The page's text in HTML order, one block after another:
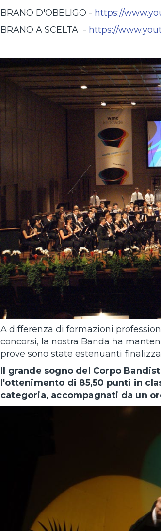
BRANO D'OBBLIGO - https://
BRANO A SCELTA - https://
A differenza di formazioni
concorsi, la nostra Banda ha
prove sono state estenuanti
Il grande sogno del Corpo
l'ottenimento di 85,50 punti in
categoria, accompagnati da un